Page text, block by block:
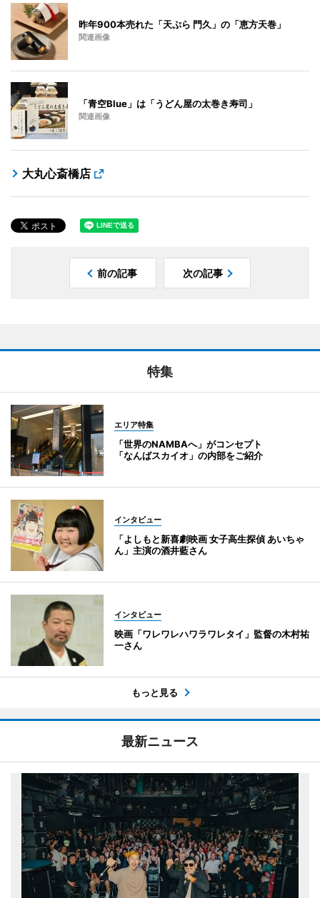
昨年900本売れた「天ぷら 門久」の「恵方天巻」
関連画像
「青空Blue」は「うどん屋の太巻き寿司」
関連画像
大丸心斎橋店
前の記事 次の記事
特集
エリア特集
「世界のNAMBAへ」がコンセプト
「なんばスカイオ」の内部をご紹介
インタビュー
「よしもと新喜劇映画 女子高生探偵 あいちゃ
ん」主演の酒井藍さん
インタビュー
映画「ワレワレハワラワレタイ」監督の木村祐
一さん
もっと見る
最新ニュース